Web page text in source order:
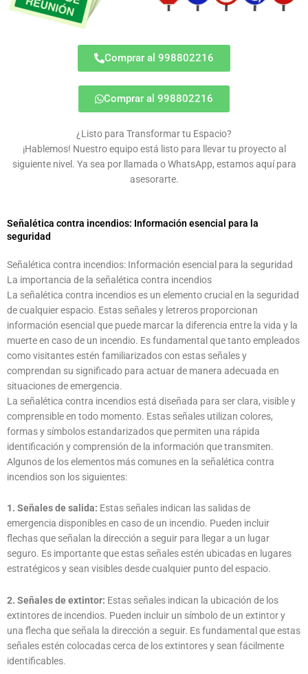
Comprar al 998802216
Comprar al 998802216
¿Listo para Transformar tu Espacio?
¡Hablemos! Nuestro equipo está listo para llevar tu proyecto al
siguiente nivel. Ya sea por llamada o WhatsApp, estamos aquí para
asesorarte.
Señalética contra incendios: Información esencial para la
seguridad
Señalética contra incendios: Información esencial para la seguridad
La importancia de la señalética contra incendios
La señalética contra incendios es un elemento crucial en la seguridad
de cualquier espacio. Estas señales y letreros proporcionan
información esencial que puede marcar la diferencia entre la vida y la
muerte en caso de un incendio. Es fundamental que tanto empleados
como visitantes estén familiarizados con estas señales y
comprendan su significado para actuar de manera adecuada en
situaciones de emergencia.
La señalética contra incendios está diseñada para ser clara, visible y
comprensible en todo momento. Estas señales utilizan colores,
formas y símbolos estandarizados que permiten una rápida
identificación y comprensión de la información que transmiten.
Algunos de los elementos más comunes en la señalética contra
incendios son los siguientes:
1. Señales de salida: Estas señales indican las salidas de
emergencia disponibles en caso de un incendio. Pueden incluir
flechas que señalan la dirección a seguir para llegar a un lugar
seguro. Es importante que estas señales estén ubicadas en lugares
estratégicos y sean visibles desde cualquier punto del espacio.
2. Señales de extintor: Estas señales indican la ubicación de los
extintores de incendios. Pueden incluir un símbolo de un extintor y
una flecha que señala la dirección a seguir. Es fundamental que estas
señales estén colocadas cerca de los extintores y sean fácilmente
identificables.